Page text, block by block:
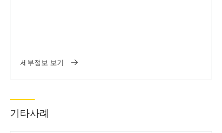
세부정보 보기
기타사례